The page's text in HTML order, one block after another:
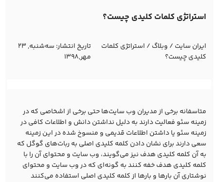
استراتژی کلمات کلیدی چیست؟
ایران سایت / وبلاگ / استراتژی کلمات
کلیدی چیست؟
تاریخ انتشار:
ﺳﻪشنبه, 23
مهر,1398
متاسفانه برخی از مدیران وب سایت‌ها حتی برخی از اشخاصی که در
زمینه سئو فعالیت دارند به دلیل نداشتن دانش و اطلاعات کافی در
زمینه سئو یا داشتن اطلاعات قدیمی و منسوخ شده در این زمینه
سعی دارند برای نشان دادن کلمه کلیدی اصلی به ربات‌های گوگل که
به آن کلمه کلیدی هدف نیز می‌گویند، وب سایت و محتوای آن را با
کلمه کلیدی هدف خفه کنند به گونه‌ای که در وب سایت و محتوای
نوشتاری آن بارها و بارها از کلمه کلیدی اصلی استفاده می‌کنند